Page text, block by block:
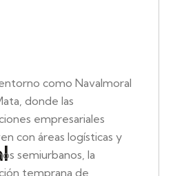
como Navalmoral
donde las
empresariales
con áreas logísticas y
semiurbanos, la
temprana de